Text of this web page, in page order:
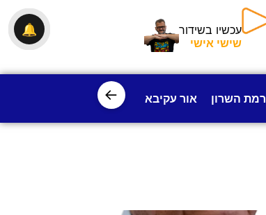
עכשיו בשידור
שישי אישי
רמת השרון אור עקיבא פרדס חנה
←
🔔